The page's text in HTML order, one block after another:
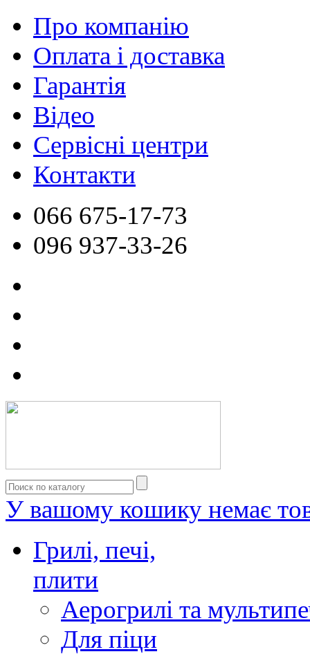
Про компанію
Оплата і доставка
Гарантія
Відео
Сервісні центри
Контакти
066 675-17-73
096 937-33-26
У вашому кошику немає
Грилі, печі,
плити
Аерогрилі та
Для піци